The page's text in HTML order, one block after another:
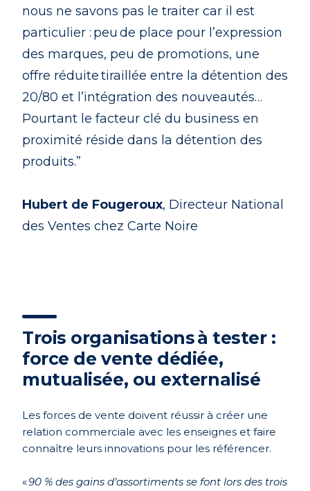
nous ne savons pas le traiter car il est
particulier : peu de place pour l’expression
des marques, peu de promotions, une
offre réduite tiraillée entre la détention des
20/80 et l’intégration des nouveautés…
Pourtant le facteur clé du business en
proximité réside dans la détention des
produits.”
Hubert de Fougeroux, Directeur National
des Ventes chez Carte Noire
Trois organisations à tester :
force de vente dédiée,
mutualisée, ou externalisé
Les forces de vente doivent réussir à créer une
relation commerciale avec les enseignes et faire
connaître leurs innovations pour les référencer.
«90 % des gains d’assortiments se font lors des trois